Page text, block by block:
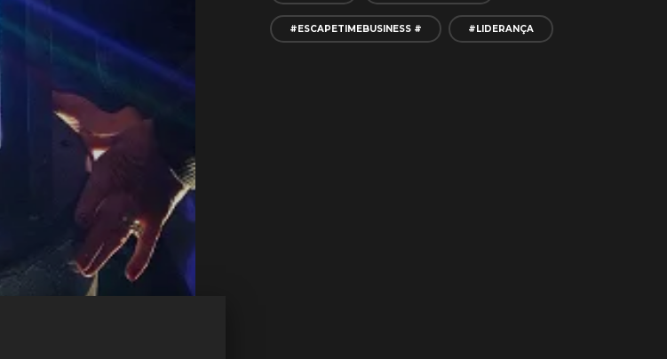
#ESCAPETIMEBUSINESS # #LIDERANÇA